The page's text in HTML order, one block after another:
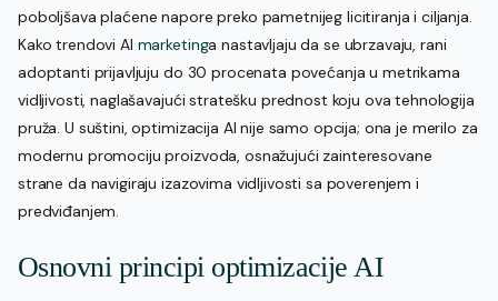
poboljšava plaćene napore preko pametnijeg licitiranja i ciljanja.
Kako trendovi AI marketinga nastavljaju da se ubrzavaju, rani
adoptanti prijavljuju do 30 procenata povećanja u metrikama
vidljivosti, naglašavajući stratešku prednost koju ova tehnologija
pruža. U suštini, optimizacija AI nije samo opcija; ona je merilo za
modernu promociju proizvoda, osnažujući zainteresovane
strane da navigiraju izazovima vidljivosti sa poverenjem i
predviđanjem.
Osnovni principi optimizacije AI